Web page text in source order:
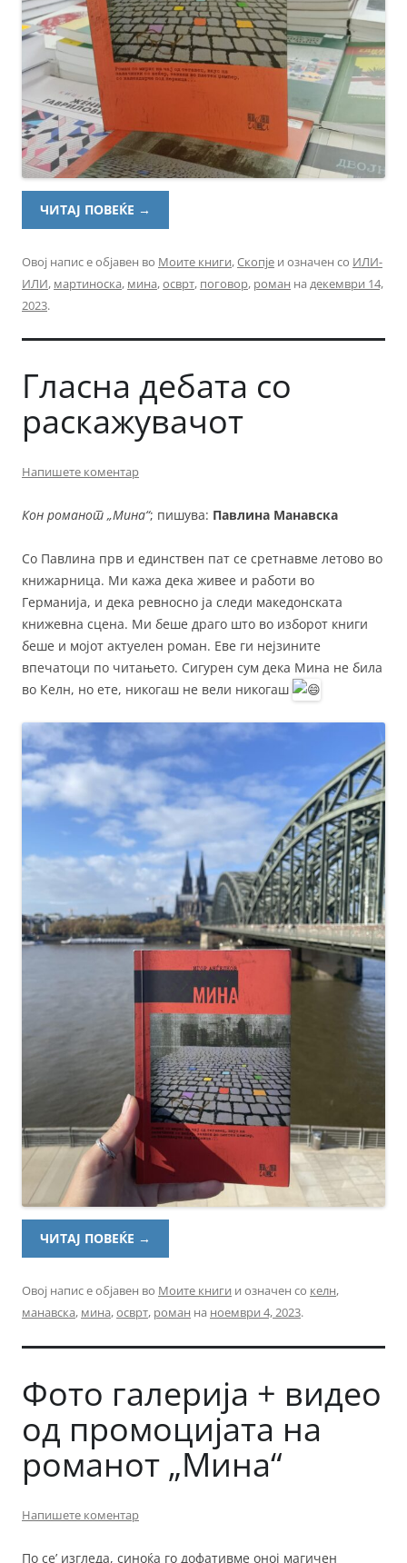
ЧИТАЈ ПОВЕЌЕ →
Овој напис е објавен во Моите книги,Скопје и означен со ИЛИ-
ИЛИ, мартиноска, мина,осврт, поговор, роман на декември 14,
2023.
Гласна дебата со
раскажувачот
Напишете коментар
Кон романот „Мина“; пишува: Павлина Манавска
Со Павлина прв и единствен пат се сретнавме летово во
книжарница. Ми кажа дека живее и работи во
Германија, и дека ревносно ја следи македонската
книжевна сцена. Ми беше драго што во изборот книги
беше и мојот актуелен роман. Еве ги нејзините
впечатоци по читањето. Сигурен сум дека Мина не била
во Келн, но ете, никогаш не вели никогаш
ЧИТАЈ ПОВЕЌЕ →
Овој напис е објавен во Моите книги и означен со келн,
манавска, мина,осврт, роман на ноември 4, 2023.
Фото галерија + видео
од промоцијата на
романот „Мина“
Напишете коментар
По се’ изгледа, синоќа го дофативме оној магичен